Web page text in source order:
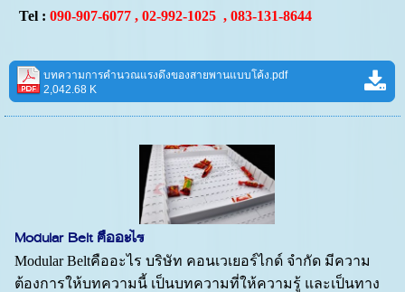
Tel : 090-907-6077 , 02-992-1025 , 083-131-8644
บทความการคำนวณแรงดึงของสายพานแบบโค้ง.pdf
2,042.68 K
Modular Belt คืออะไร
Modular Beltคืออะไร บริษัท คอนเวเยอร์ไกด์ จำกัด มีความ
ต้องการให้บทความนี้ เป็นบทความที่ให้ความรู้ และเป็นทาง